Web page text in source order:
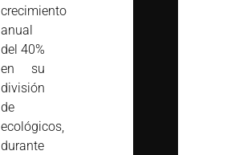
crecimiento
anual
del 40%
en su
división
de
ecológicos,
durante